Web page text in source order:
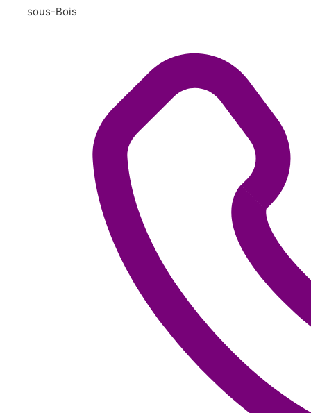
sous-Bois